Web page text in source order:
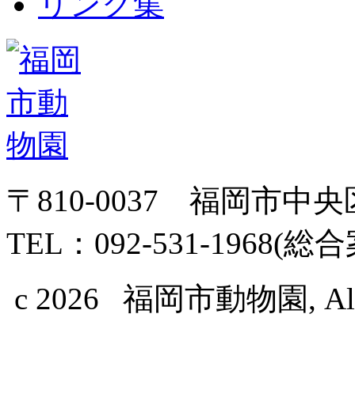
〒810-0037 福岡市中央
TEL：092-531-1968(総
c 2026 福岡市動物園,